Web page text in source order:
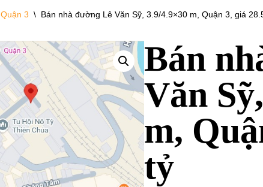
Quận 3 \ Bán nhà đường Lê Văn Sỹ, 3.9/4.9×30 m, Quận 3, giá
Bán
Văn
m,
tỷ